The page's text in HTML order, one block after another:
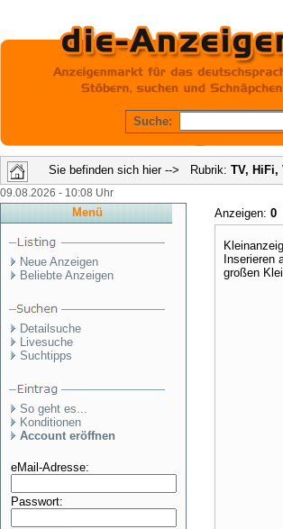
Suche:
Sie befinden sich hier --> Rubrik: TV, HiFi,
09.08.2026 - 10:08 Uhr
Menü
Neue Anzeigen
Beliebte Anzeigen
Detailsuche
Livesuche
Suchtipps
So geht es...
Konditionen
Account eröffnen
eMail-Adresse:
Passwort:
Anzeigen: 0
Inserieren
großen